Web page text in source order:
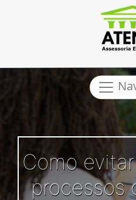
Como
processos